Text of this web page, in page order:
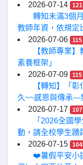
2026-07-14
121
轉知未滿3個
教師年資，依規定
2026-07-06
115
【教師專業
素養框架」
2026-07-09
115
【轉知】「
久~~感恩與傳承—
2026-07-17
107
「2026全國
動，請全校學生踴
2026-07-15
104
❤️暑假平安小